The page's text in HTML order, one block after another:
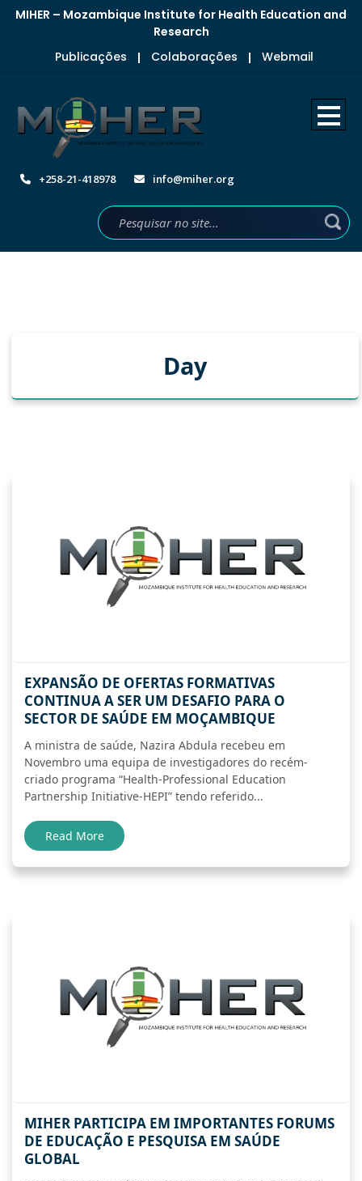
MIHER – Mozambique Institute for Health Education and
Research
Publicações
| Colaborações | Webmail
+258-21-418978 info@miher.org
Day
Abril 24, 2019
EXPANSÃO DE OFERTAS FORMATIVAS
CONTINUA A SER UM DESAFIO PARA O
SECTOR DE SAÚDE EM MOÇAMBIQUE
A ministra de saúde, Nazira Abdula recebeu em
Novembro uma equipa de investigadores do recém-
criado programa “Health-Professional Education
Partnership Initiative-HEPI” tendo referido...
Read More
MIHER PARTICIPA EM IMPORTANTES FORUMS
DE EDUCAÇÃO E PESQUISA EM SAÚDE
GLOBAL